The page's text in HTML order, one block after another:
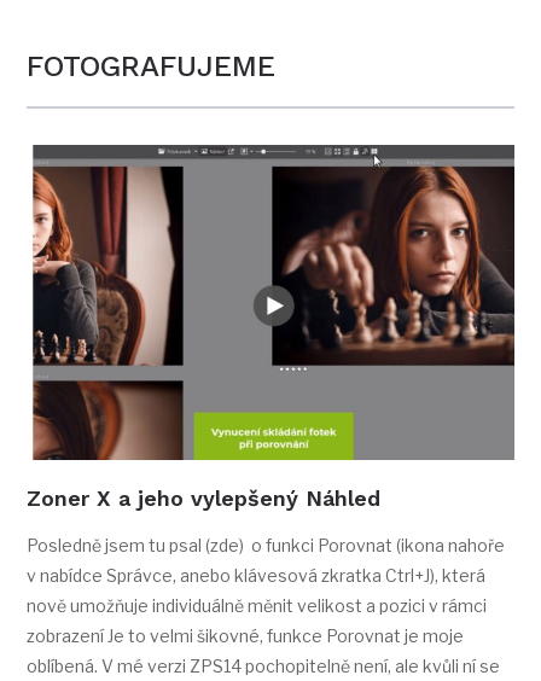
FOTOGRAFUJEME
Zoner X a jeho vylepšený Náhled
Posledně jsem tu psal (zde) o funkci Porovnat (ikona nahoře
v nabídce Správce, anebo klávesová zkratka Ctrl+J), která
nově umožňuje individuálně měnit velikost a pozici v rámci
zobrazení Je to velmi šikovné, funkce Porovnat je moje
oblíbená. V mé verzi ZPS14 pochopitelně není, ale kvůli ní se